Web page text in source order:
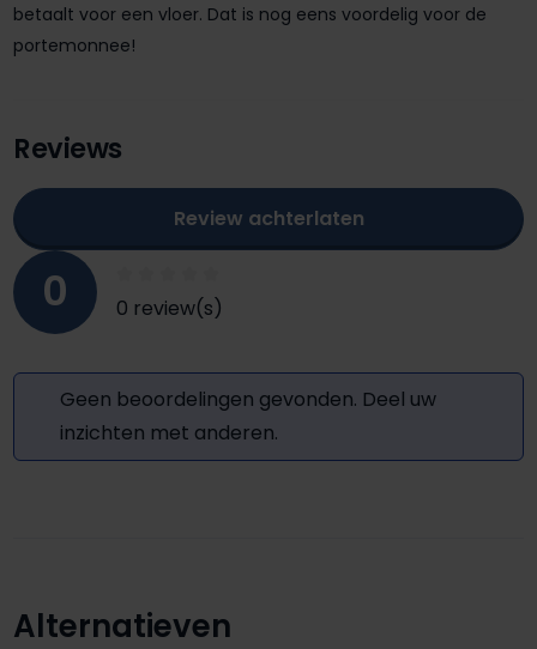
betaalt voor een vloer. Dat is nog eens voordelig voor de
portemonnee!
Reviews
0 0 review(s)
Review achterlaten
Geen beoordelingen gevonden. Deel uw
inzichten met anderen.
Productgalerij overslaan
Alternatieven